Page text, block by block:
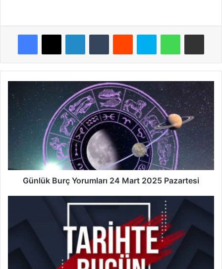
Facebook
X LinkedInTumblr Reddit Skype WhatsAppE-Posta ile
Burç
Yorumları
Mart
2025
Günlük Burç Yorumları 24 Mart 2025 Pazartesi
Tarihte